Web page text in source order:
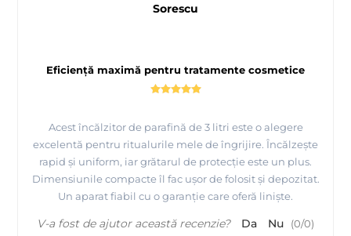
Eficiență maximă pentru tratamente cosmetice
Acest încălzitor de parafină de 3 litri este o alegere
excelentă pentru ritualurile mele de îngrijire. Încălzește
rapid și uniform, iar grătarul de protecție este un plus.
Dimensiunile compacte îl fac ușor de folosit și depozitat.
Un aparat fiabil cu o garanție care oferă liniște.
Sorescu
V-a fost de ajutor această recenzie? Da Nu (0/0)